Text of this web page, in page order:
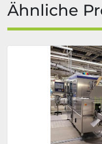
Ähnliche